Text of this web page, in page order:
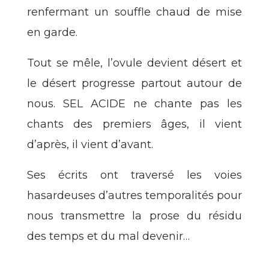
renfermant un souffle chaud de mise
en garde.
Tout se mêle, l’ovule devient désert et
le désert progresse partout autour de
nous. SEL ACIDE ne chante pas les
chants des premiers âges, il vient
d’après, il vient d’avant.
Ses écrits ont traversé les voies
hasardeuses d’autres temporalités pour
nous transmettre la prose du résidu
des temps et du mal devenir…